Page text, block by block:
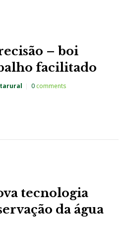
– boi
facilitado
0comments
tecnologia
da água